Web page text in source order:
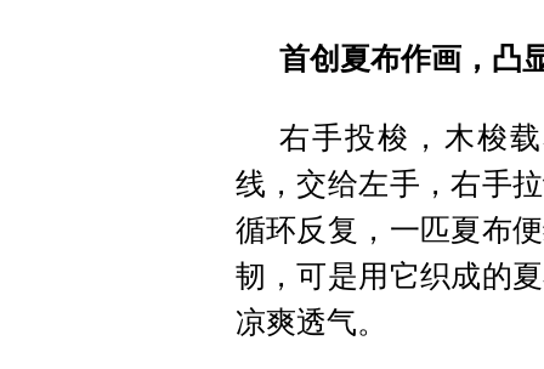
首创夏布作画，凸
右手投梭，木梭
线，交给左手，右手
循环反复，一匹夏布
韧，可是用它织成的
凉爽透气。